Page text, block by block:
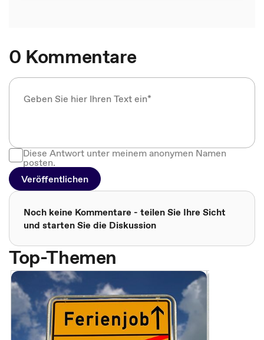
0 Kommentare
Diese Antwort unter meinem anonymen Namen
posten.
Veröffentlichen
Noch keine Kommentare - teilen Sie Ihre Sicht
und starten Sie die Diskussion
Top-Themen